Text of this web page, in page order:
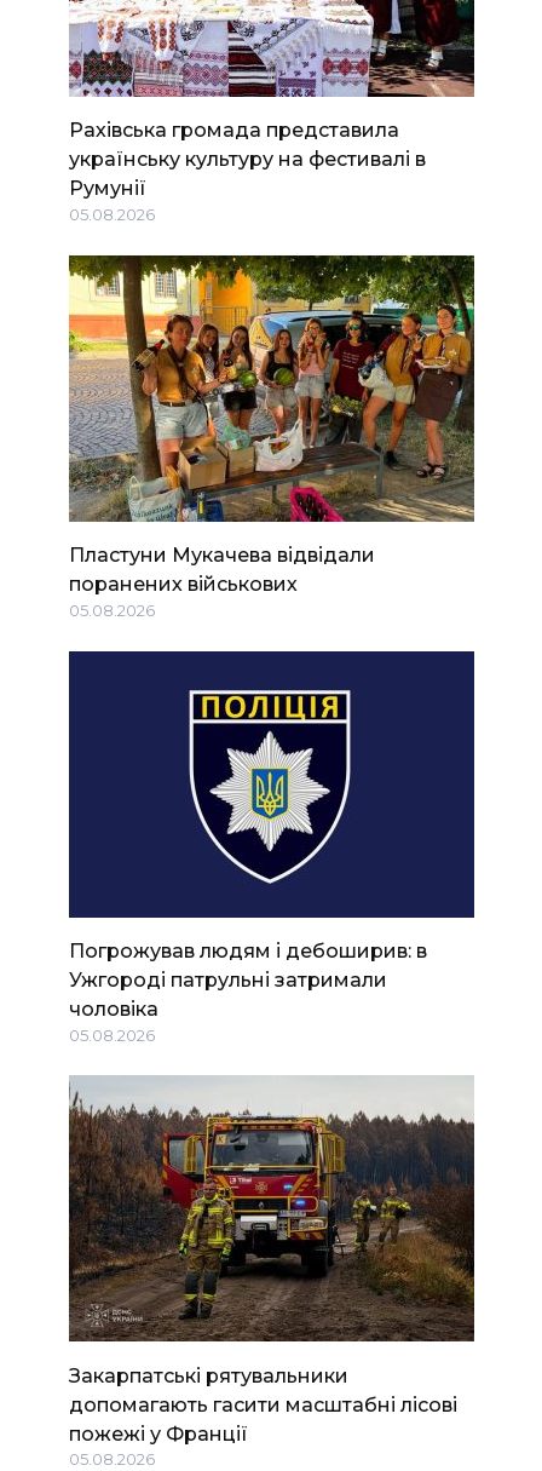
Рахівська громада представила
українську культуру на фестивалі в
Румунії
05.08.2026
Пластуни Мукачева відвідали
поранених військових
05.08.2026
Погрожував людям і дебоширив: в
Ужгороді патрульні затримали
чоловіка
05.08.2026
Закарпатські рятувальники
допомагають гасити масштабні лісові
пожежі у Франції
05.08.2026